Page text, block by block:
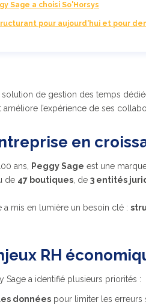
Sage a choisi So'Horsys
pour aujourd'hui et pour
solution de gestion des temps
l’expérience de ses
en
ans, Peggy Sage est une
de 47 boutiques, de 3 entités
a mis en lumière un besoin clé :
RH
Sage a identifié plusieurs priorités :
données pour limiter les erreurs